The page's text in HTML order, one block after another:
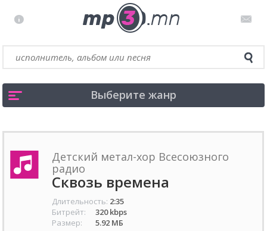
Выберите жанр
Детский метал-хор Всесоюзного
радио
Сквозь времена
Длительность: 2:35
Битрейт:
320 kbps
Размер:
5.92 МБ